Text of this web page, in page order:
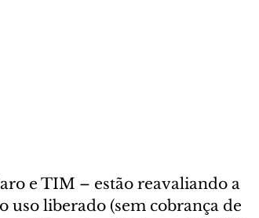
e TIM – estão reavaliando a
uso liberado (sem cobrança de